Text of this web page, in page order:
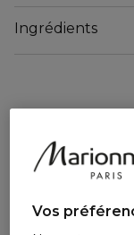
Ingrédients
Vos